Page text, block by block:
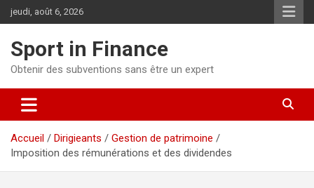
jeudi, août 6, 2026
Sport in Finance
Obtenir des subventions sans être un expert
Accueil Dirigieants
Gestion de patrimoine
Imposition des rémunérations et des dividendes